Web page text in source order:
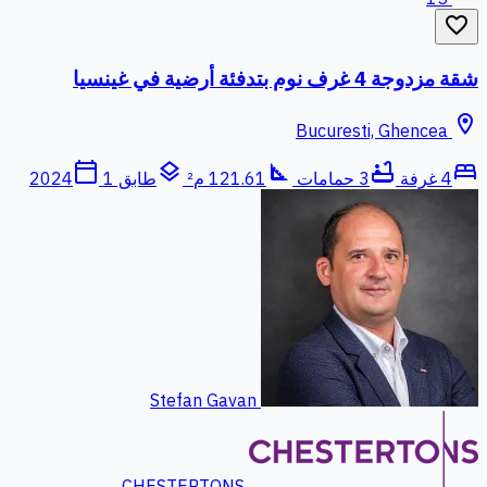
favorite_border
شقة مزدوجة 4 غرف نوم بتدفئة أرضية في غينسيا
location_on
bed4 غرفة bathtub 3 حمامات square_foot 121.61 م² layers طابق 1 calendar_today
2024
Stefan Gavan